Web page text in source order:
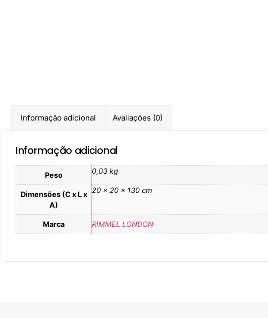
Informação adicional Avaliações (0)
Informação adicional
Peso 0,03 kg
Dimensões (C x L x
A)
20 × 20 × 130 cm
Marca RIMMEL LONDON